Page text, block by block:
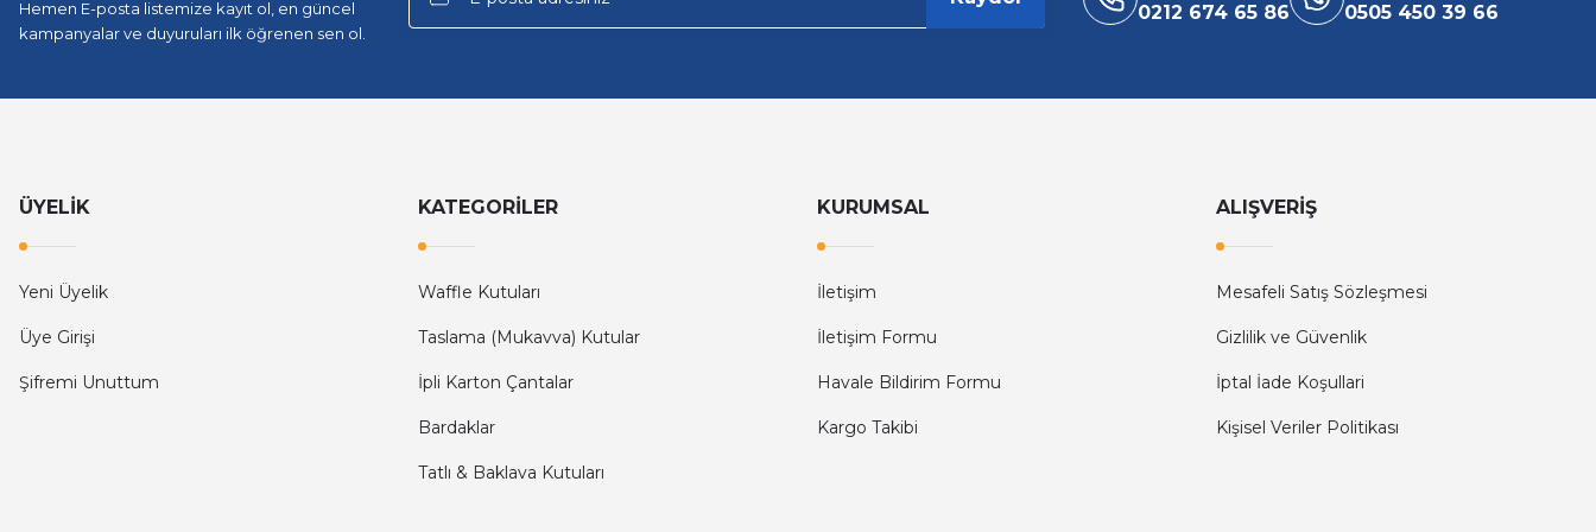
Hemen E-posta listemize kayıt ol, en güncel
kampanyalar ve duyuruları ilk öğrenen sen ol.
0212 674 65 86 0505 450 39 66
ÜYELİK
Yeni Üyelik
Üye Girişi
Şifremi Unuttum
KATEGORİLER
Waffle Kutuları
Taslama (Mukavva) Kutular
İpli Karton Çantalar
Bardaklar
Tatlı & Baklava Kutuları
KURUMSAL
İletişim
İletişim Formu
Havale Bildirim Formu
Kargo Takibi
ALIŞVERİŞ
Mesafeli Satış Sözleşmesi
Gizlilik ve Güvenlik
İptal İade Koşullari
Kişisel Veriler Politikası